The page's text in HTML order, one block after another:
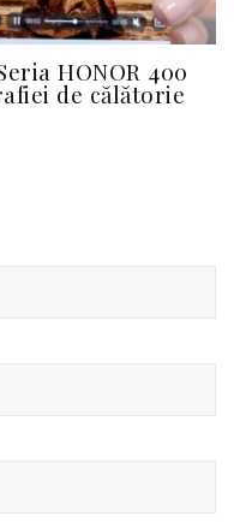
HONOR 400
de călătorie